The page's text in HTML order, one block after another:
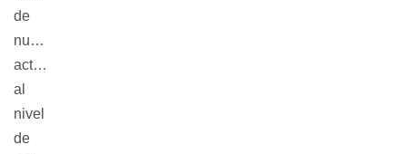
de
nuestras
actividades
al
nivel
de